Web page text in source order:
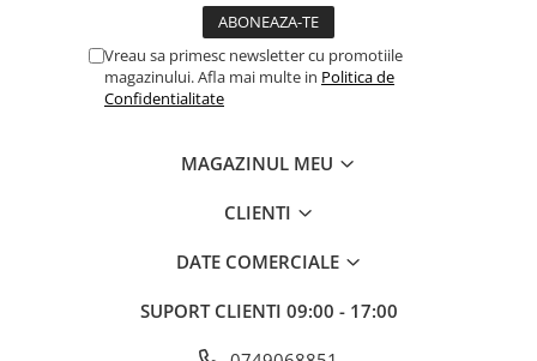
Umbrele si pavilioane gradina
Unelte gradinarit
Balsam de rufe profesional
Detergenti de vase profesionali
Pentru spalare manuala
Detergenti lichizi profesionali
Vreau sa primesc newsletter cu promotiile
magazinului. Afla mai multe in Politica de
Confidentialitate
MAGAZINUL MEU
CLIENTI
DATE COMERCIALE
SUPORT CLIENTI 09:00 - 17:00